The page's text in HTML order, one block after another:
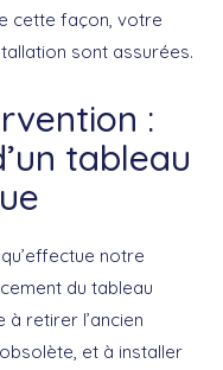
cette façon, votre
sont assurées.
:
tableau
notre
du tableau
à retirer l’ancien
, et à installer